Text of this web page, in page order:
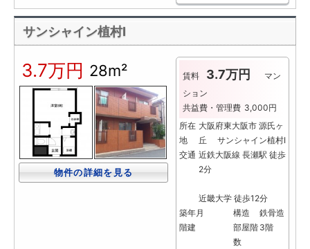
サンシャイン植村Ⅰ
3.7万円 28m²
物件の詳細を見る
賃料 3.7万円
マン
ション
共益費・管理費 3,000円
所在
地
大阪府東大阪市 源氏ヶ
丘 サンシャイン植村Ⅰ
交通 近鉄大阪線 長瀬駅 徒歩
2分
近畿大学 徒歩12分
築年月
構造
鉄骨造
階建
部屋階
数
3階